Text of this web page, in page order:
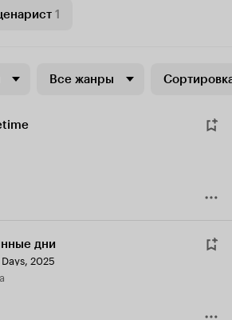
1
Все жанры
дни
, 2025